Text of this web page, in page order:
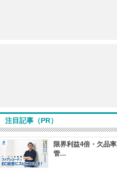
注目記事（PR）
限界利益4倍・欠品
管...